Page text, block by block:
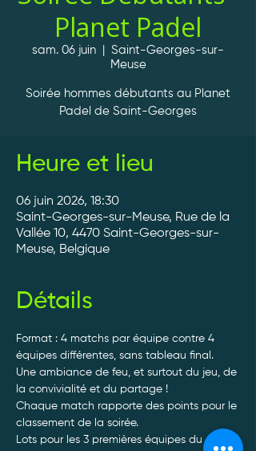
Planet Padel
sam. 06 juin
Saint-Georges-sur-
Meuse
Soirée hommes débutants au Planet
Padel de Saint-Georges
Heure et lieu
06 juin 2026, 18:30
Saint-Georges-sur-Meuse, Rue de la
Vallée 10, 4470 Saint-Georges-sur-
Meuse, Belgique
Détails
Format : 4 matchs par équipe contre 4
équipes différentes, sans tableau final.
Une ambiance de feu, et surtout du jeu, de
la convivialité et du partage !
Chaque match rapporte des points pour le
classement de la soirée.
Lots pour les 3 premières équipes du